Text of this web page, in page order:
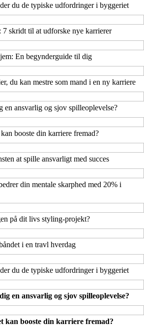
du de typiske udfordringer i byggeriet
7 skridt til at udforske nye karrierer
En begynderguide til dig
du kan mestre som mand i en ny karriere
en ansvarlig og sjov spilleoplevelse?
booste din karriere fremad?
at spille ansvarligt med succes
din mentale skarphed med 20% i
på dit livs styling-projekt?
i en travl hverdag
du de typiske udfordringer i byggeriet
en ansvarlig og sjov spilleoplevelse?
kan booste din karriere fremad?